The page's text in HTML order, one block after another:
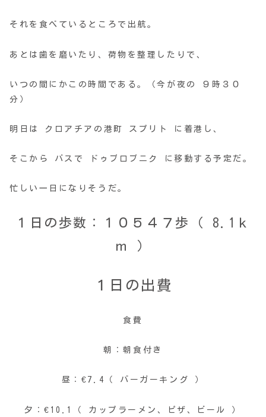
それを食べているところで出航。
あとは歯を磨いたり、荷物を整理したりで、
いつの間にかこの時間である。（今が夜の ９時３０
分）
明日は クロアチアの港町 スプリト に着港し、
そこから バスで ドゥブロブニク に移動する予定だ。
忙しい一日になりそうだ。
１日の歩数：１０５４７歩（ 8.1ｋ
ｍ ）
１日の出費
食費
朝：朝食付き
昼：€7.4（ バーガーキング ）
夕：€10.1（ カップラーメン、ピザ、ビール ）